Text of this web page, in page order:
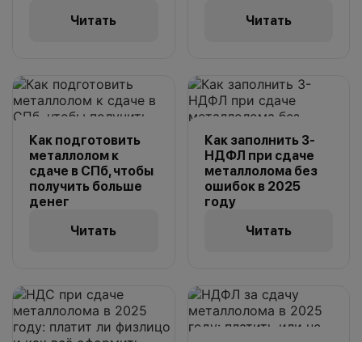
Читать
Читать
Как подготовить
металлолом к
сдаче в СПб, чтобы
получить больше
денег
Читать
Как заполнить 3-
НДФЛ при сдаче
металлолома без
ошибок в 2025
году
Читать